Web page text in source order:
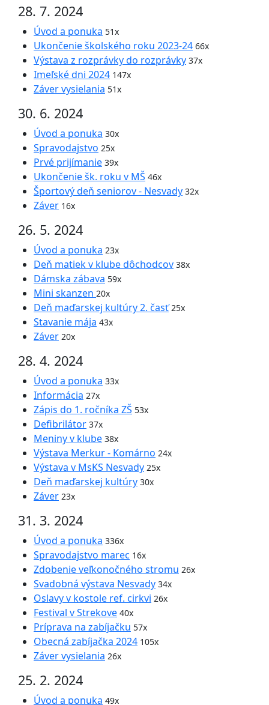
28. 7. 2024
Úvod a ponuka 51x
Ukončenie školského roku 2023-24 66x
Výstava z rozprávky do rozprávky 37x
Imeľské dni 2024 147x
Záver vysielania 51x
30. 6. 2024
Úvod a ponuka 30x
Spravodajstvo 25x
Prvé prijímanie 39x
Ukončenie šk. roku v MŠ 46x
Športový deň seniorov - Nesvady 32x
Záver 16x
26. 5. 2024
Úvod a ponuka 23x
Deň matiek v klube dôchodcov 38x
Dámska zábava 59x
Mini skanzen 20x
Deň maďarskej kultúry 2. časť 25x
Stavanie mája 43x
Záver 20x
28. 4. 2024
Úvod a ponuka 33x
Informácia 27x
Zápis do 1. ročníka ZŠ 53x
Defibrilátor 37x
Meniny v klube 38x
Výstava Merkur - Komárno 24x
Výstava v MsKS Nesvady 25x
Deň maďarskej kultúry 30x
Záver 23x
31. 3. 2024
Úvod a ponuka 336x
Spravodajstvo marec 16x
Zdobenie veľkonočného stromu 26x
Svadobná výstava Nesvady 34x
Oslavy v kostole ref. cirkvi 26x
Festival v Strekove 40x
Príprava na zabíjačku 57x
Obecná zabíjačka 2024 105x
Záver vysielania 26x
25. 2. 2024
Úvod a ponuka 49x